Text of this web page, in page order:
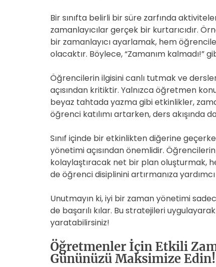
Bir sınıfta belirli bir süre zarfında
zamanlayıcılar gerçek bir kurtarıcıdır.
bir zamanlayıcı ayarlamak, hem
olacaktır. Böylece, “Zamanım kalmadı!”
Öğrencilerin ilgisini canlı tutmak ve
açısından kritiktir. Yalnızca öğretmen
beyaz tahtada yazma gibi etkinlikler,
öğrenci katılımı artarken, ders akışında
Sınıf içinde bir etkinlikten diğerine
yönetimi açısından önemlidir.
kolaylaştıracak net bir plan oluşturmak,
de öğrenci disiplinini artırmanıza
Unutmayın ki, iyi bir zaman yönetimi
de başarılı kılar. Bu stratejileri
yaratabilirsiniz!
Öğretmenler İçin Etkili
Gününüzü Maksimize Edin!